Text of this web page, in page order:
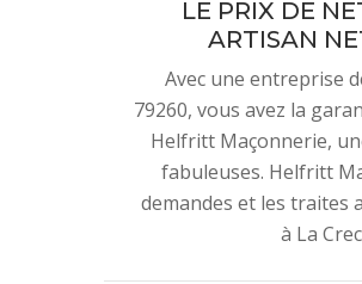
LE PRIX DE
ARTISAN
Avec une entreprise
79260, vous avez la
Helfritt Maçonnerie,
fabuleuses. Helfritt
demandes et les traites
à La